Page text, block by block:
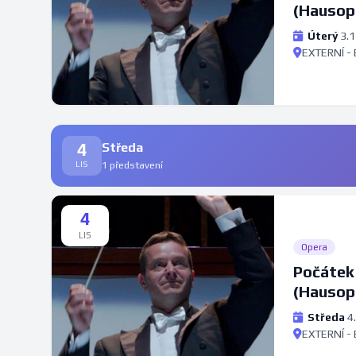
Brno
Úterý
EXTERNÍ -
4
LIS
Středa
1 představení
4
LIS
Opera
Brno
Středa
EXTERNÍ -